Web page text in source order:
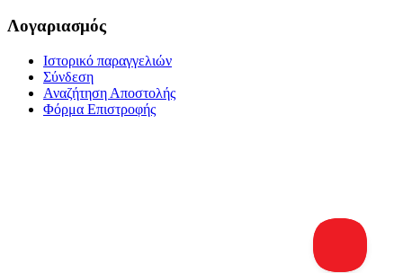
Λογαριασμός
Ιστορικό παραγγελιών
Σύνδεση
Αναζήτηση Αποστολής
Φόρμα Επιστροφής